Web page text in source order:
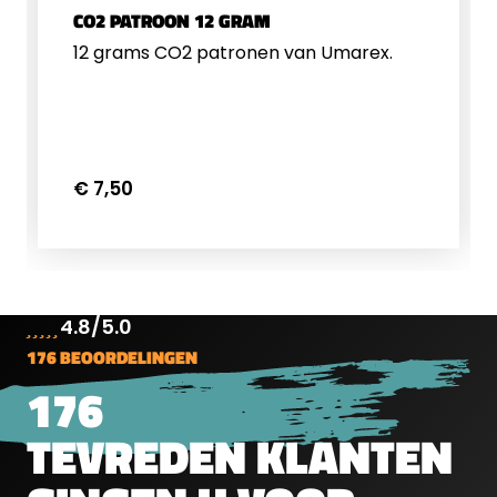
CO2 PATROON 12 GRAM
12 grams CO2 patronen van Umarex.
€ 7,50
4.8/5.0
176 BEOORDELINGEN
176
TEVREDEN KLANTEN